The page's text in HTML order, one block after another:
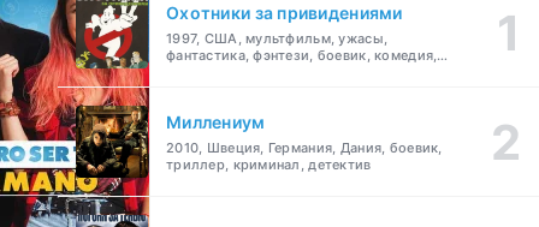
Охотники за привидениями
1997, США, мультфильм, ужасы,
фантастика, фэнтези, боевик, комедия,
Миллениум
2010, Швеция, Германия, Дания, боевик,
триллер, криминал, детектив